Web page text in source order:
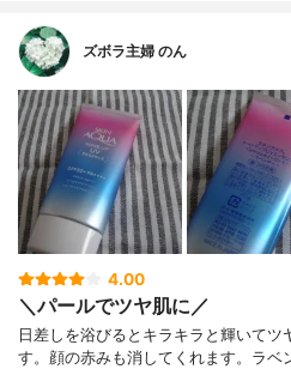
ズボラ主婦 のん
4.00
＼パールでツヤ肌に／
日差しを浴びるとキラキラと輝いてツ
す。顔の赤みも消してくれます。ラベ